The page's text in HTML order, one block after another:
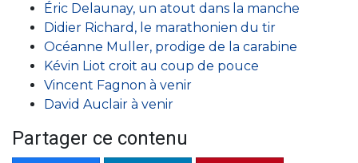
Éric Delaunay, un atout dans la manche
Didier Richard, le marathonien du tir
Océanne Muller, prodige de la carabine
Kévin Liot croit au coup de pouce
Vincent Fagnon à venir
David Auclair à venir
Partager ce contenu